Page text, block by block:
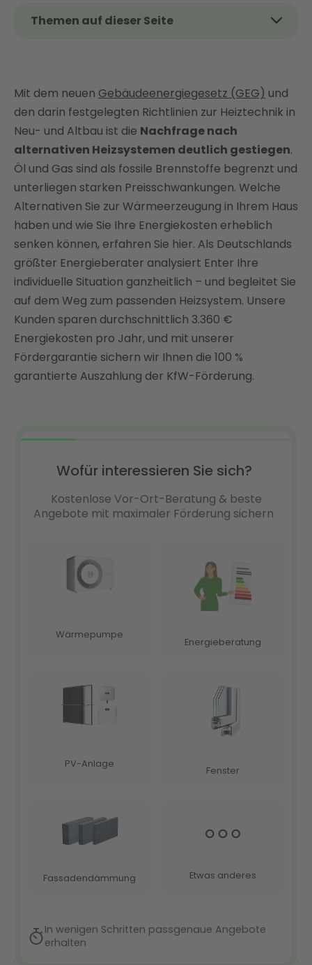
Themen auf dieser Seite
wichtig?
Alle alternativen Heizsysteme im Überblick
Die Heizsysteme im Enter-Vergleich
Welches Heizsystem passt zu meinem Gebäude?
Förderungen von alternativen Heizsystemen
Nachhaltig heizen dank Enter
FAQ
Mit dem neuen Gebäudeenergiegesetz (GEG) und
den darin festgelegten Richtlinien zur Heiztechnik in
Neu- und Altbau ist die Nachfrage nach
alternativen Heizsystemen deutlich gestiegen.
Öl und Gas sind als fossile Brennstoffe begrenzt und
unterliegen starken Preisschwankungen. Welche
Alternativen Sie zur Wärmeerzeugung in Ihrem Haus
haben und wie Sie Ihre Energiekosten erheblich
senken können, erfahren Sie hier. Als Deutschlands
größter Energieberater analysiert Enter Ihre
individuelle Situation ganzheitlich – und begleitet Sie
auf dem Weg zum passenden Heizsystem. Unsere
Kunden sparen durchschnittlich 3.360 €
Energiekosten pro Jahr, und mit unserer
Fördergarantie sichern wir Ihnen die 100 %
garantierte Auszahlung der KfW-Förderung.